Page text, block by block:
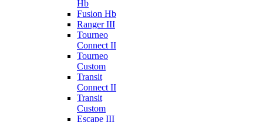
Hb
Fusion Hb
Ranger III
Tourneo
Connect II
Tourneo
Custom
Transit
Connect II
Transit
Custom
Escape III